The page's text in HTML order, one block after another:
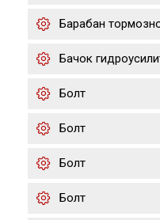
Барабан
Бачок
Болт
Болт
Болт
Болт